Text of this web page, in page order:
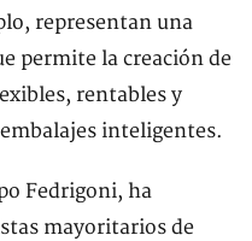
representan una
permite la creación de
rentables y
inteligentes.
Fedrigoni, ha
mayoritarios de